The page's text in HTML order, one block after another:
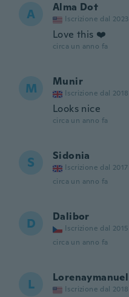
A Alma Dot
Iscrizione dal 2023
Love this ❤️
circa un anno fa
M Munir
Iscrizione dal 2018
Looks nice
circa un anno fa
S Sidonia
Iscrizione dal 2017
circa un anno fa
D Dalibor
Iscrizione dal 2015
circa un anno fa
L Lorenaymanuel
Iscrizione dal 2018